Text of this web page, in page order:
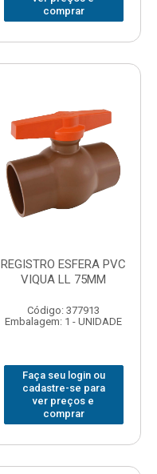
comprar
REGISTRO ESFERA PVC
VIQUA LL 75MM
Código: 377913
Embalagem: 1 - UNIDADE
Faça seu login ou
cadastre-se para
ver preços e
comprar